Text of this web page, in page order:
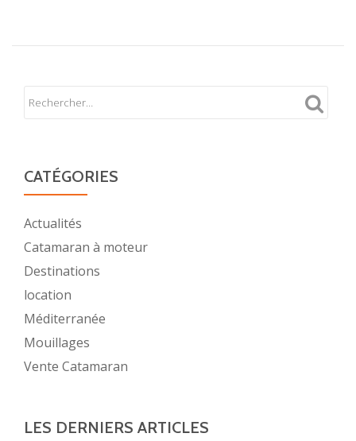
CATÉGORIES
Actualités
Catamaran à moteur
Destinations
location
Méditerranée
Mouillages
Vente Catamaran
LES DERNIERS ARTICLES